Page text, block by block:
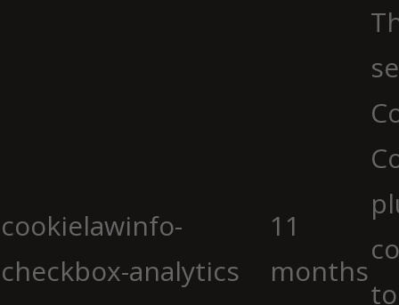
cookielawinfo-
checkbox-analytics
11
months